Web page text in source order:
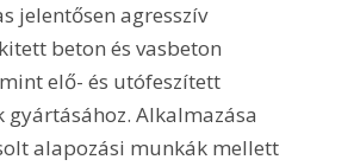
jelentősen agresszív
beton és vasbeton
elő- és utó­feszített
gyártásához. Alkalmazása
alapozási munkák mellett